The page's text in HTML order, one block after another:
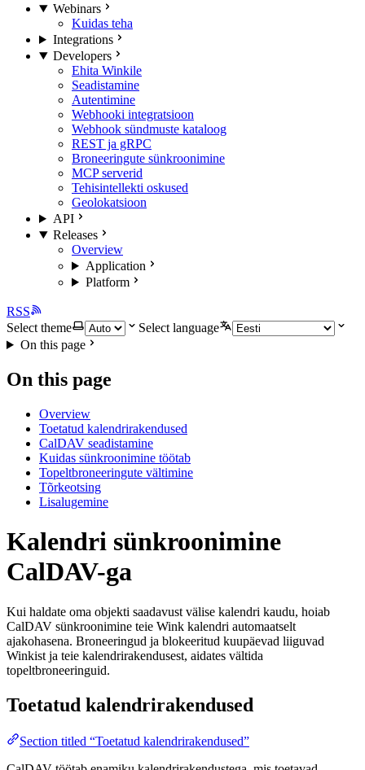
Webinars
Kuidas teha
Integrations
Developers
Ehita Winkile
Seadistamine
Autentimine
Webhooki integratsioon
Webhook sündmuste kataloog
REST ja gRPC
Broneeringute sünkroonimine
MCP serverid
Tehisintellekti oskused
Geolokatsioon
API
Releases
Overview
Application
Platform
RSS
Select theme
Select language
On this page
On this page
Overview
Toetatud kalendrirakendused
CalDAV seadistamine
Kuidas sünkroonimine töötab
Topeltbroneeringute vältimine
Tõrkeotsing
Lisalugemine
Kalendri sünkroonimine
CalDAV-ga
Kui haldate oma objekti saadavust välise kalendri kaudu, hoiab
CalDAV sünkroonimine teie Wink kalendri automaatselt
ajakohasena. Broneeringud ja blokeeritud kuupäevad liiguvad
Winkist ja teie kalendrirakendusest, aidates vältida
topeltbroneeringuid.
Toetatud kalendrirakendused
Section titled “Toetatud kalendrirakendused”